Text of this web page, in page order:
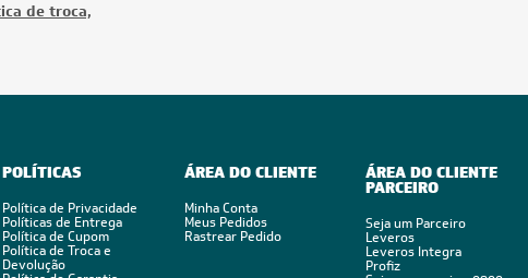
de troca,
POLÍTICAS
Política de Privacidade
Políticas de Entrega
Política de Cupom
Política de Troca e
Devolução
ÁREA DO CLIENTE
Minha Conta
Meus Pedidos
Rastrear Pedido
ÁREA DO CLIENTE
PARCEIRO
Seja um Parceiro
Leveros
Leveros Integra
Profiz